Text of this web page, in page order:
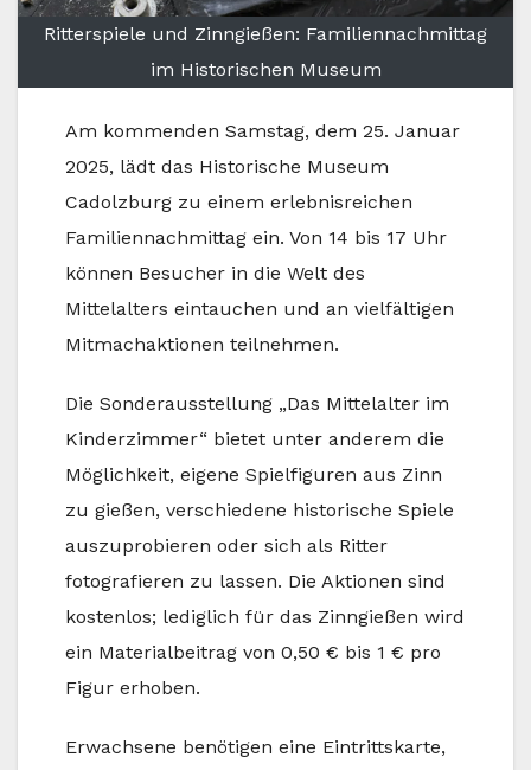
Ritterspiele und Zinngießen: Familiennachmittag
im Historischen Museum
Am kommenden Samstag, dem 25. Januar
2025, lädt das Historische Museum
Cadolzburg zu einem erlebnisreichen
Familiennachmittag ein. Von 14 bis 17 Uhr
können Besucher in die Welt des
Mittelalters eintauchen und an vielfältigen
Mitmachaktionen teilnehmen.
Die Sonderausstellung „Das Mittelalter im
Kinderzimmer“ bietet unter anderem die
Möglichkeit, eigene Spielfiguren aus Zinn
zu gießen, verschiedene historische Spiele
auszuprobieren oder sich als Ritter
fotografieren zu lassen. Die Aktionen sind
kostenlos; lediglich für das Zinngießen wird
ein Materialbeitrag von 0,50 € bis 1 € pro
Figur erhoben.
Erwachsene benötigen eine Eintrittskarte,